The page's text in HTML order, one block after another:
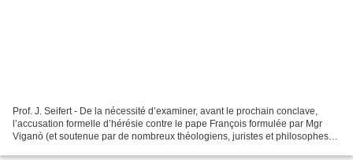
Prof. J. Seifert - De la nécessité d’examiner, avant le prochain conclave,
l’accusation formelle d’hérésie contre le pape François formulée par Mgr
Viganò (et soutenue par de nombreux théologiens, juristes et philosophes